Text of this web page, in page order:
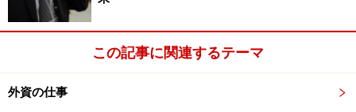
この記事に関連するテーマ
外資の仕事